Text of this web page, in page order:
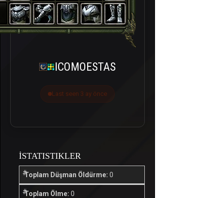
ICOMOESTAS
Last seen 3 ay önce
İSTATISTIKLER
Toplam Düşman Öldürme: 0
Toplam Ölme: 0